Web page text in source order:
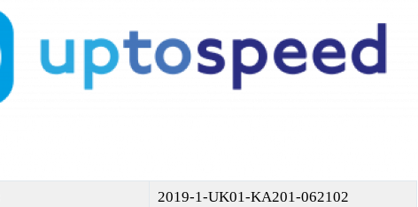
2019-1-UK01-KA201-062102